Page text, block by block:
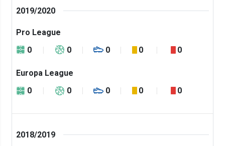
2019/2020
Pro League
0
0 0 0 0
Europa League
0
0 0 0 0
2018/2019